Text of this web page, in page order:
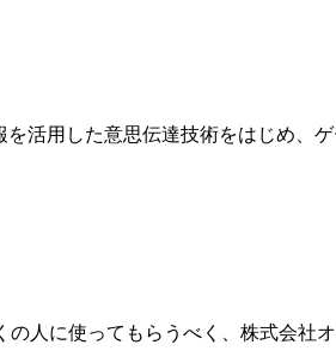
活用した意思伝達技術をはじめ、
人に使ってもらうべく、株式会社オ